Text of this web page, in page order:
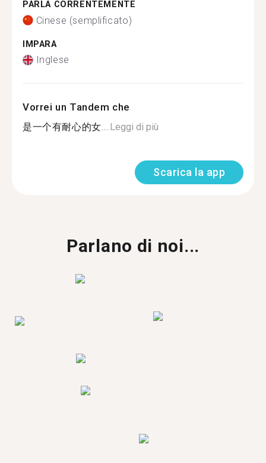
PARLA CORRENTEMENTE
Cinese (semplificato)
IMPARA
Inglese
Vorrei un Tandem che
是一个有耐心的女...Leggi di più
Scarica la app
Parlano di noi...